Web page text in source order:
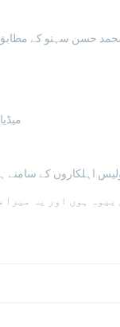
حسن سہتو کے مطابق
اہلکاروں کے سامنے
ہوں اور یہ